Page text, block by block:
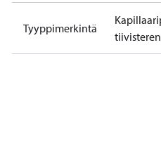
Tyyppimerkintä